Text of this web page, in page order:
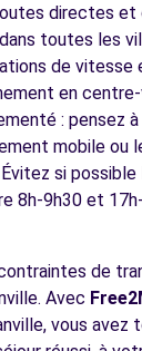
directes
toutes les
de vitesse
en
: pensez
mobile ou
si
8h-9h30 et
de
Avec
vous avez